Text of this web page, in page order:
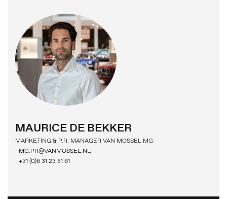
MAURICE DE BEKKER
MARKETING & P.R. MANAGER VAN MOSSEL MG
MG.PR@VANMOSSEL.NL
+31 (0)6 31 23 51 61